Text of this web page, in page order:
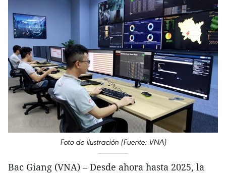
Foto de ilustración (Fuente: VNA)
Bac Giang (VNA) – Desde ahora hasta 2025, la